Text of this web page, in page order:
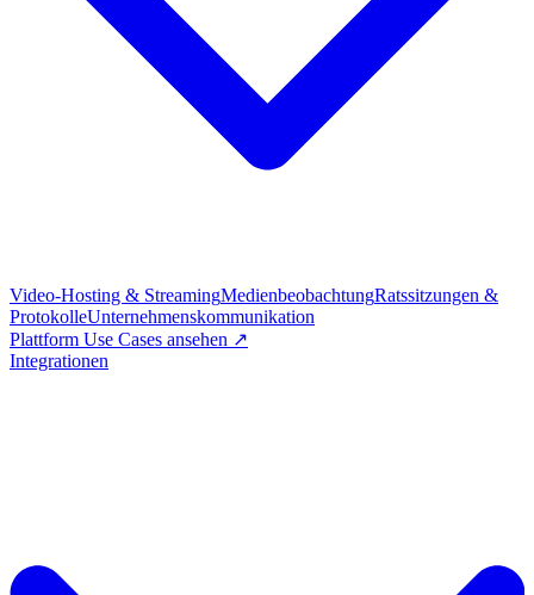
Video-Hosting & StreamingMedienbeobachtungRatssitzungen &
ProtokolleUnternehmenskommunikation
Plattform Use Cases ansehen ↗
Integrationen